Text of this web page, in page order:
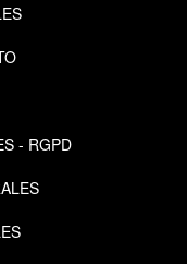
- RGPD